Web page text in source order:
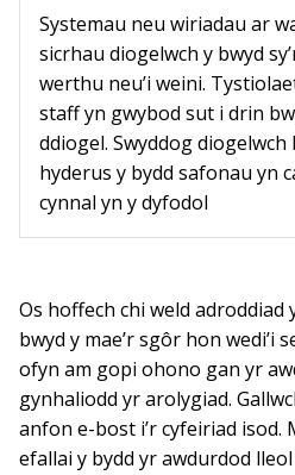
Systemau neu wiriadau ar
sicrhau diogelwch y bwyd
werthu neu’i weini.
staff yn gwybod sut i drin
ddiogel. Swyddog diogelwch
hyderus y bydd safonau yn
cynnal yn y dyfodol
Os hoffech chi weld adroddiad
bwyd y mae’r sgôr hon wedi’i
ofyn am gopi ohono gan yr
gynhaliodd yr arolygiad.
anfon e-bost i’r cyfeiriad isod.
efallai y bydd yr awdurdod